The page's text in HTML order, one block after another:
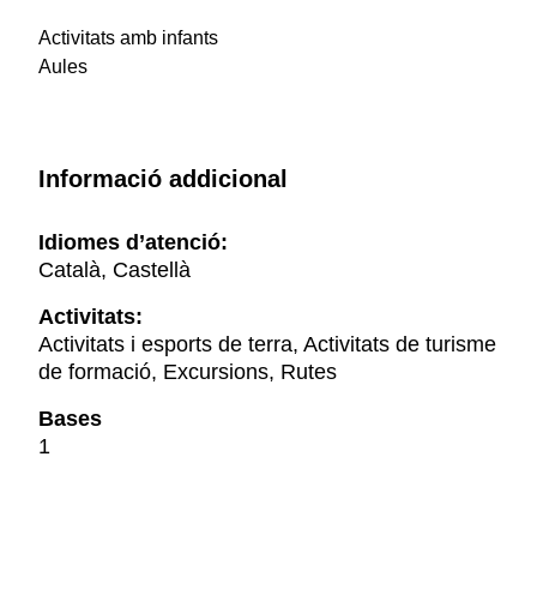
Activitats amb infants
Aules
Informació addicional
Idiomes d’atenció:
Català, Castellà
Activitats:
Activitats i esports de terra, Activitats de turisme
de formació, Excursions, Rutes
Bases
1